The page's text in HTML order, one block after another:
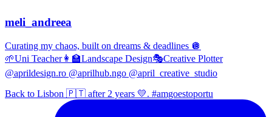
meli_andreea
Curating my chaos, built on dreams & deadlines 🪩
🌱Uni Teacher👩‍🏫Landscape Design🎭Creative Plotter
@aprildesign.ro @aprilhub.ngo @april_creative_studio
Back to Lisbon 🇵🇹 after 2 years 💛. #amgoestoportu